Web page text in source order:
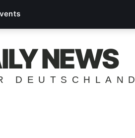
NEWS
DEUTSCHLAND